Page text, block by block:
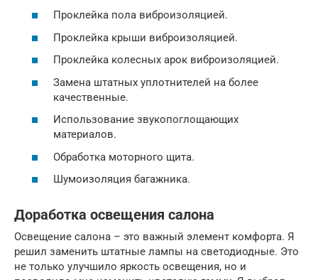
Проклейка пола виброизоляцией.
Проклейка крыши виброизоляцией.
Проклейка колесных арок виброизоляцией.
Замена штатных уплотнителей на более
качественные.
Использование звукопоглощающих
материалов.
Обработка моторного щита.
Шумоизоляция багажника.
Доработка освещения салона
Освещение салона – это важный элемент комфорта. Я
решил заменить штатные лампы на светодиодные. Это
не только улучшило яркость освещения, но и